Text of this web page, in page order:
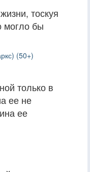
тоскуя
могло бы
(50+)
только в
ее не
ее